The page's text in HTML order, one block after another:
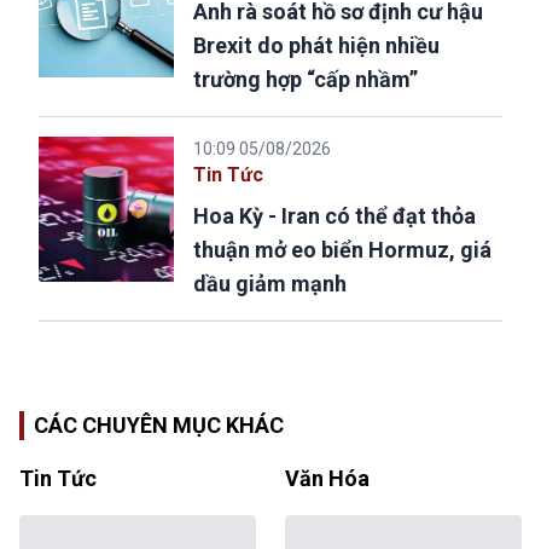
Anh rà soát hồ sơ định cư hậu
Brexit do phát hiện nhiều
trường hợp “cấp nhầm”
10:09 05/08/2026
Tin Tức
Hoa Kỳ - Iran có thể đạt thỏa
thuận mở eo biển Hormuz, giá
dầu giảm mạnh
CÁC CHUYÊN MỤC KHÁC
Tin Tức Văn Hóa